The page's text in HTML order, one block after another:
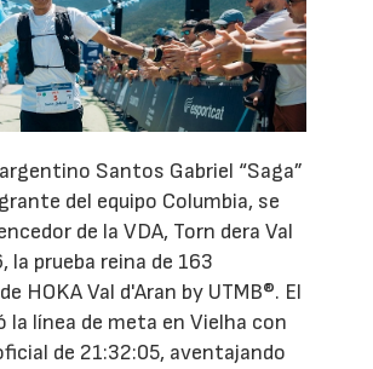
Santos Gabriel “Saga”
del equipo Columbia, se
de la VDA, Torn dera Val
la prueba reina de 163
HOKA Val d'Aran by UTMB®. El
la línea de meta en Vielha con
de 21:32:05, aventajando